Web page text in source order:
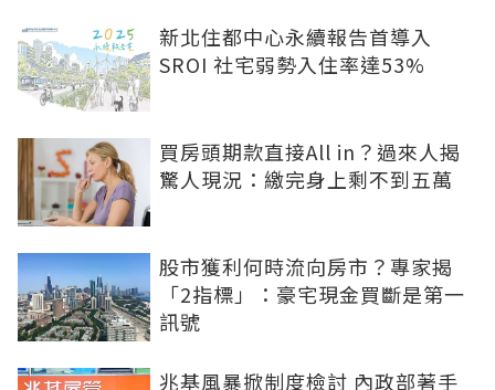
新北住都中心永續報告首導入
SROI 社宅弱勢入住率達53%
買房頭期款直接All in？過來人揭
驚人現況：繳完身上剩不到五萬
股市獲利何時流向房市？專家揭
「2指標」：豪宅現金買斷是第一
訊號
兆基風暴掀制度檢討 內政部著手